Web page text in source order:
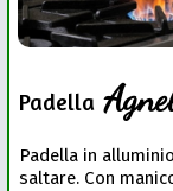
Padella
Padella in
saltare. Con